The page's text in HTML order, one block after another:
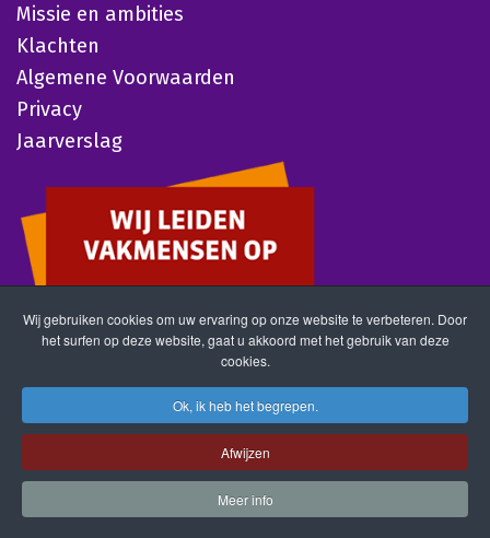
Missie en ambities
Klachten
Algemene Voorwaarden
Privacy
Jaarverslag
Wij gebruiken cookies om uw ervaring op onze website te verbeteren. Door
het surfen op deze website, gaat u akkoord met het gebruik van deze
cookies.
Ok, ik heb het begrepen.
Afwijzen
Meer info